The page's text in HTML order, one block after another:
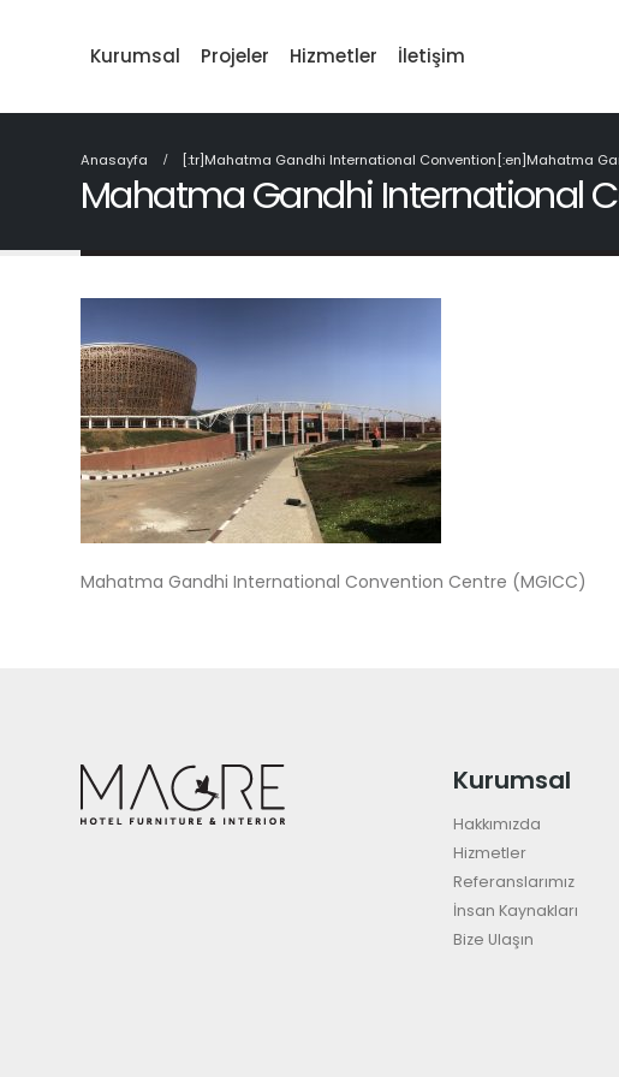
Kurumsal Projeler Hizmetler İletişim
Anasayfa [:tr]Mahatma Gandhi International Convention[:en]Mahatma
Mahatma Gandhi International
Mahatma Gandhi International Convention Centre (MGICC)
Kurumsal
Hakkımızda
Hizmetler
Referanslarımız
İnsan Kaynakları
Bize Ulaşın